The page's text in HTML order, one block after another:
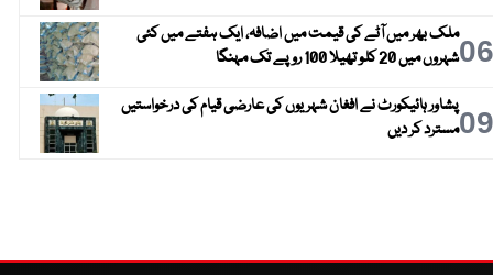
06ملک بھر میں آٹے کی قیمت میں اضافہ، ایک ہفتے میں کئی
شہروں میں 20 کلو تھیلا 100 روپے تک مہنگا
09پشاور ہائیکورٹ نے افغان شہریوں کی عارضی قیام کی درخواستیں
مسترد کر دیں